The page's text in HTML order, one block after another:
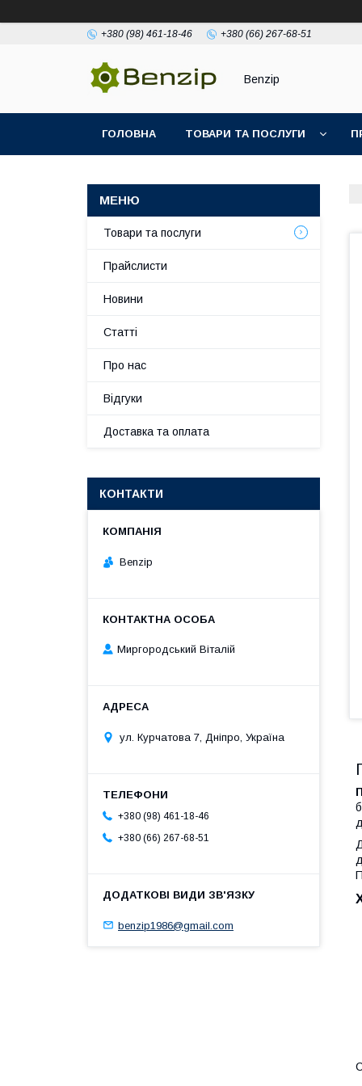
+380 (98) 461-18-46 +380 (66) 267-68-51
Benzip
ГОЛОВНА ТОВАРИ ТА ПОСЛУГИ
Товари та послуги
Прайслисти
Новини
Статті
Про нас
Відгуки
Доставка та оплата
КОНТАКТИ
Benzip
Миргородський Віталій
ул. Курчатова 7, Дніпро, Україна
+380 (98) 461-18-46
+380 (66) 267-68-51
benzip1986@gmail.com